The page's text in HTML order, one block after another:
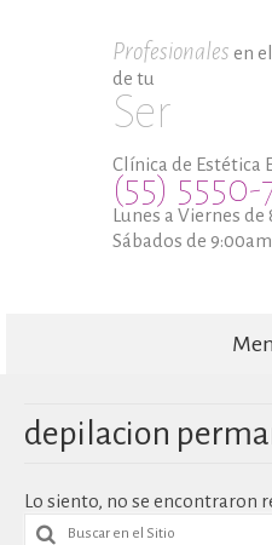
Profesionales en
de tu
Ser
Clínica de Estética
(55) 5550-
Lunes a Viernes
Sábados de
depilacion
Lo siento, no se encontraron